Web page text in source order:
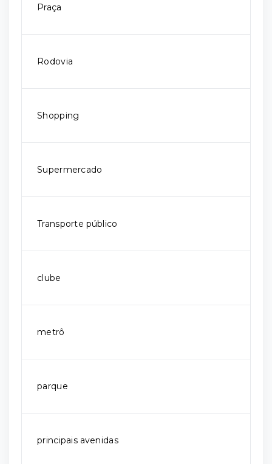
Praça
Rodovia
Shopping
Supermercado
Transporte público
clube
metrô
parque
principais avenidas